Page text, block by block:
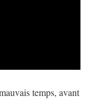
temps, avant